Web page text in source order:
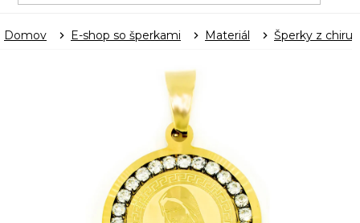
Domov E-shop so šperkami Materiál Šperky z